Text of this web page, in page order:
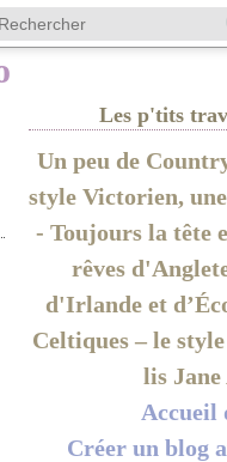
Les p'tits
Un peu de
style Victorien,
- Toujours la tête
rêves
d'Irlande et
Celtiques – le
lis Jane
Accueil
Créer un blog